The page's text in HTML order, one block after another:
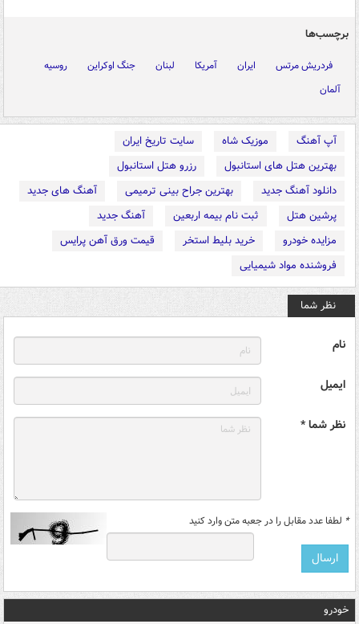
برچسب‌ها
فردریش مرتس ایران آمریکا لبنان جنگ اوکراین
روسیه
آلمان
آپ آهنگ موزیک شاه
سایت تاریخ ایران
بهترین هتل های استانبول
رزرو هتل استانبول
دانلود آهنگ جدید
بهترین جراح بینی ترمیمی
آهنگ های جدید
پرشین هتل
ثبت نام بیمه اربعین
آهنگ جدید
مزایده خودرو
خرید بلیط استخر
قیمت ورق آهن پرایس
فروشنده مواد شیمیایی
نظر شما
نام
ایمیل
نظر شما *
* لطفا عدد مقابل را در جعبه متن وارد کنید
خودرو